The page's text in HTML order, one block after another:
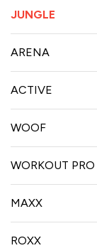
JUNGLE
ARENA
ACTIVE
WOOF
WORKOUT PRO
MAXX
ROXX